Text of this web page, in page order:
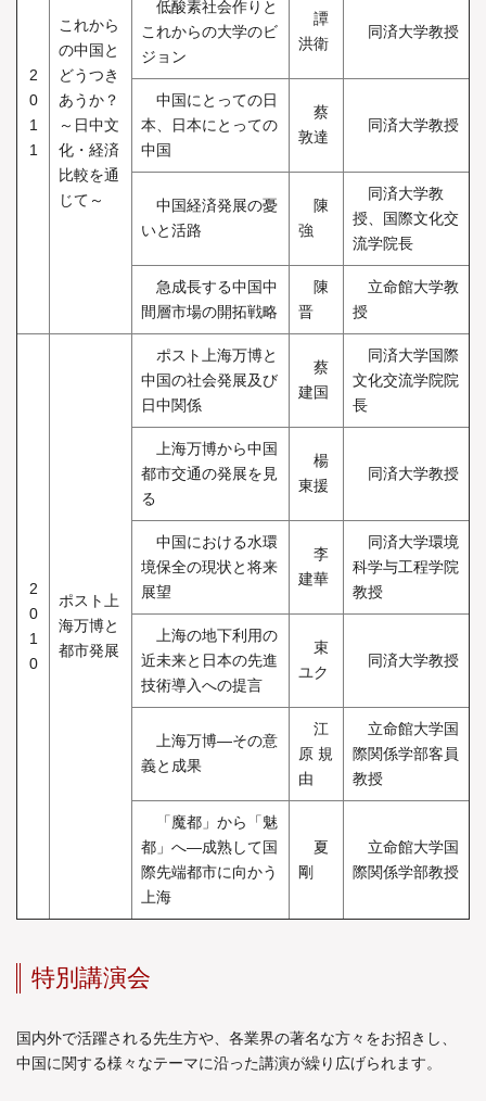
2
0
1
1
これから
の中国と
どうつき
あうか？
～日中文
化・経済
比較を通
じて～
低酸素社会作りと
これからの大学のビ
ジョン
譚
洪衛
同済大学教授
中国にとっての日
本、日本にとっての
中国
蔡
敦達
同済大学教授
中国経済発展の憂
いと活路
陳
強
同済大学教
授、国際文化交
流学院長
急成長する中国中
間層市場の開拓戦略
陳
晋
立命館大学教
授
2
0
1
0
ポスト上
海万博と
都市発展
ポスト上海万博と
中国の社会発展及び
日中関係
蔡
建国
同済大学国際
文化交流学院院
長
上海万博から中国
都市交通の発展を見
る
楊
東援
同済大学教授
中国における水環
境保全の現状と将来
展望
李
建華
同済大学環境
科学与工程学院
教授
上海の地下利用の
近未来と日本の先進
技術導入への提言
束
ユク
同済大学教授
上海万博―その意
義と成果
江
原 規
由
立命館大学国
際関係学部客員
教授
「魔都」から「魅
都」へ―成熟して国
際先端都市に向かう
上海
夏
剛
立命館大学国
際関係学部教授
特別講演会
国内外で活躍される先生方や、各業界の著名な方々をお招きし、
中国に関する様々なテーマに沿った講演が繰り広げられます。